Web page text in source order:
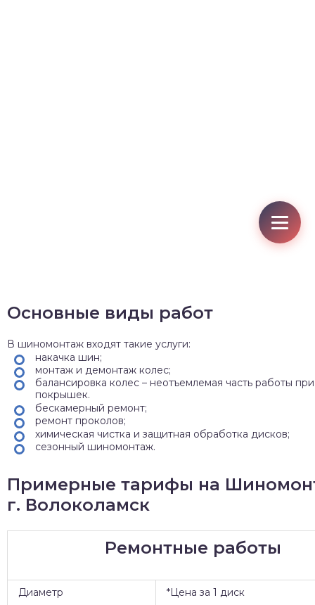
Основные виды работ
В шиномонтаж входят такие услуги:
накачка шин;
монтаж и демонтаж колес;
балансировка колес – неотъемлемая часть работы
покрышек.
бескамерный ремонт;
ремонт проколов;
химическая чистка и защитная обработка дисков;
сезонный шиномонтаж.
Примерные тарифы на
г. Волоколамск
Ремонтные работы
Диаметр
*Цена за 1 диск